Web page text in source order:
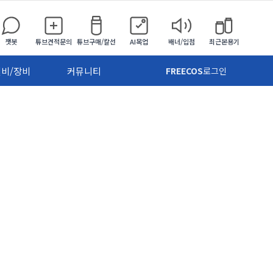
챗봇 튜브견적문의 튜브구매/칼선 AI목업 배너/입점 최근본용기
/장비 커뮤니티 FREECOS로그인